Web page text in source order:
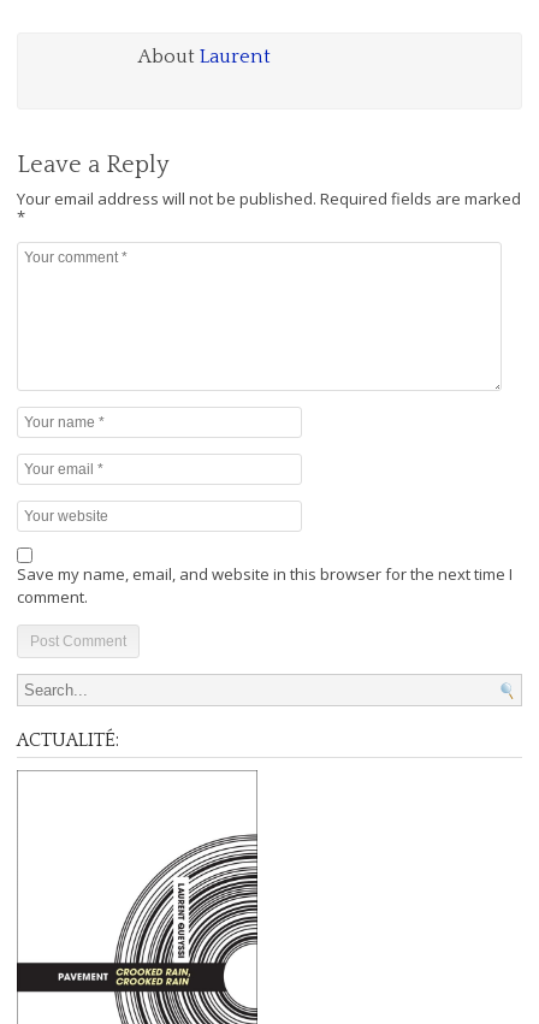
About Laurent
Leave a Reply
Your email address will not be published. Required fields are marked
*
Save my name, email, and website in this browser for the next time I
comment.
Search for:
ACTUALITÉ: